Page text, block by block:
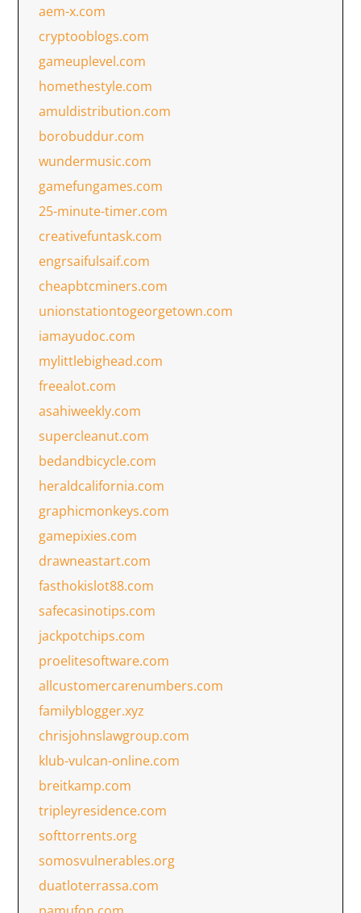
aem-x.com
cryptooblogs.com
gameuplevel.com
homethestyle.com
amuldistribution.com
borobuddur.com
wundermusic.com
gamefungames.com
25-minute-timer.com
creativefuntask.com
engrsaifulsaif.com
cheapbtcminers.com
unionstationtogeorgetown.com
iamayudoc.com
mylittlebighead.com
freealot.com
asahiweekly.com
supercleanut.com
bedandbicycle.com
heraldcalifornia.com
graphicmonkeys.com
gamepixies.com
drawneastart.com
fasthokislot88.com
safecasinotips.com
jackpotchips.com
proelitesoftware.com
allcustomercarenumbers.com
familyblogger.xyz
chrisjohnslawgroup.com
klub-vulcan-online.com
breitkamp.com
tripleyresidence.com
softtorrents.org
somosvulnerables.org
duatloterrassa.com